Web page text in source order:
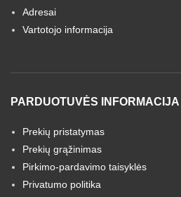
Adresai
Vartotojo informacija
PARDUOTUVĖS INFORMACIJA
Prekių pristatymas
Prekių grąžinimas
Pirkimo-pardavimo taisyklės
Privatumo politika